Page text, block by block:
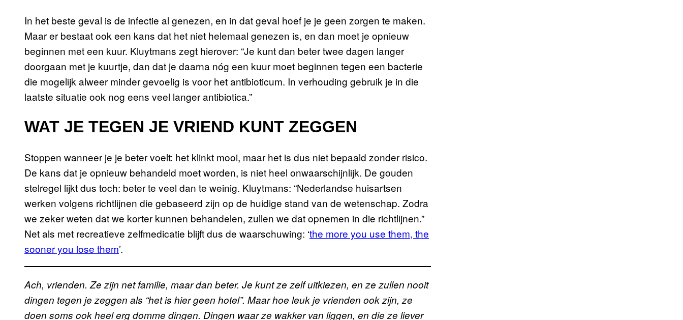
In het beste geval is de infectie al genezen, en in dat geval hoef je je geen zorgen te maken.
Maar er bestaat ook een kans dat het niet helemaal genezen is, en dan moet je opnieuw
beginnen met een kuur. Kluytmans zegt hierover: “Je kunt dan beter twee dagen langer
doorgaan met je kuurtje, dan dat je daarna nóg een kuur moet beginnen tegen een bacterie
die mogelijk alweer minder gevoelig is voor het antibioticum. In verhouding gebruik je in die
laatste situatie ook nog eens veel langer antibiotica.”
WAT JE TEGEN JE VRIEND KUNT ZEGGEN
Stoppen wanneer je je beter voelt: het klinkt mooi, maar het is dus niet bepaald zonder risico.
De kans dat je opnieuw behandeld moet worden, is niet heel onwaarschijnlijk. De gouden
stelregel lijkt dus toch: beter te veel dan te weinig. Kluytmans: “Nederlandse huisartsen
werken volgens richtlijnen die gebaseerd zijn op de huidige stand van de wetenschap. Zodra
we zeker weten dat we korter kunnen behandelen, zullen we dat opnemen in die richtlijnen.”
Net als met recreatieve zelfmedicatie blijft dus de waarschuwing: ‘the more you use them, the
sooner you lose them’.
Ach, vrienden. Ze zijn net familie, maar dan beter. Je kunt ze zelf uitkiezen, en ze zullen nooit
dingen tegen je zeggen als “het is hier geen hotel”. Maar hoe leuk je vrienden ook zijn, ze
doen soms ook heel erg domme dingen. Dingen waar ze wakker van liggen, en die ze liever